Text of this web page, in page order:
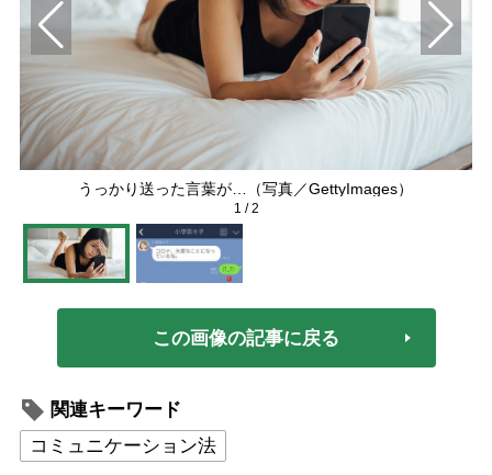
うっかり送った言葉が…（写真／GettyImages）
1 /2
この画像の記事に戻る
関連キーワード
コミュニケーション法